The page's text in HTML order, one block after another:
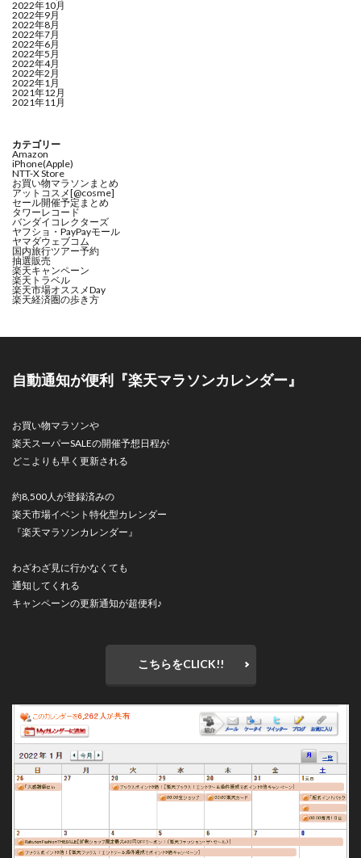
2022年10月
2022年9月
2022年8月
2022年7月
2022年6月
2022年5月
2022年4月
2022年2月
2022年1月
2021年12月
2021年11月
カテゴリー
Amazon
iPhone(Apple)
NTT-X Store
お買い物マラソンまとめ
アットコスメ[@cosme]
セール開催予定まとめ
タワーレコード
バンダイコレクターズ
ヤフショ・PayPayモール
ヤマダウェブコム
国内旅行ツアー予約
抽選販売
楽天キャンペーン
楽天トラベル
楽天市場オススメDay
楽天経済圏の歩き方
自動通知が便利『楽天マラソンカレンダー』
お買い物マラソンや
楽天スーパーSALEの開催予想日程が
どこよりも早く更新される
約8,500人が登録済みの
楽天市場イベント特化型カレンダー
『楽天マラソンカレンダー』
わざわざ見に行かなくても
通知してくれる
キャンペーンの更新通知が超便利♪
こちらをCLICK!!